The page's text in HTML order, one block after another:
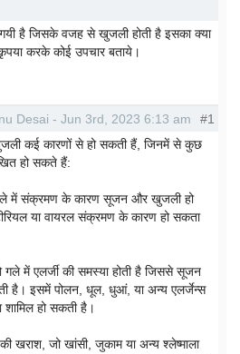
है जिसके वजह से खुजली होती है इसका क्या
करके कोई उपचार बताये।
Desai - Jun 3rd, 2023 6:13 am #1
कई कारणों से हो सकती हैं, जिनमें से कुछ
हो सकते हैं:
में संक्रमण के कारण सूजन और खुजली हो
या वायरल संक्रमण के कारण हो सकता
गले में एलर्जी की समस्या होती है जिससे सूजन
है। इसमें पोलन, धूल, धुआं, या अन्य एलर्जेन्स
शामिल हो सकती है।
खराश, जो खांसी, जुकाम या अन्य श्लेष्माला